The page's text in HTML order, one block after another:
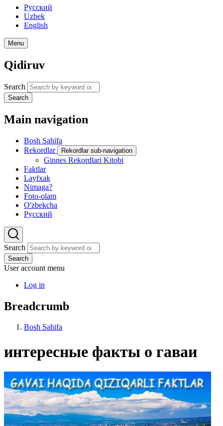
Русский
Uzbek
English
Menu
Qidiruv
Search
Search
Main navigation
Bosh Sahifa
Rekordlar
Rekordlar sub-navigation
Ginnes Rekordlari Kitobi
Faktlar
Layfxak
Nimaga?
Foto-olam
O'zbekcha
Русский
Search
Search
User account menu
Log in
Breadcrumb
Bosh Sahifa
интересные факты о гаваи